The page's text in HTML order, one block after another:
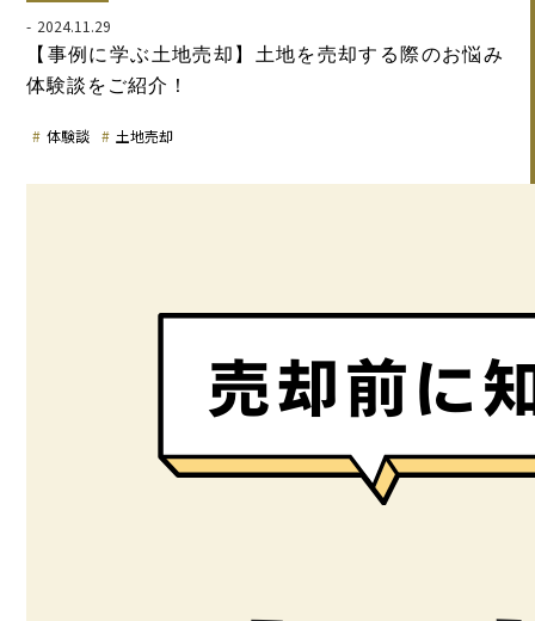
2024.11.29
【事例に学ぶ土地売却】土地を売却する際のお悩み
体験談をご紹介！
体験談 土地売却